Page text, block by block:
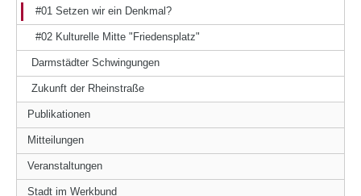
#01 Setzen wir ein Denkmal?
#02 Kulturelle Mitte "Friedensplatz"
Darmstädter Schwingungen
Zukunft der Rheinstraße
Publikationen
Mitteilungen
Veranstaltungen
Stadt im Werkbund